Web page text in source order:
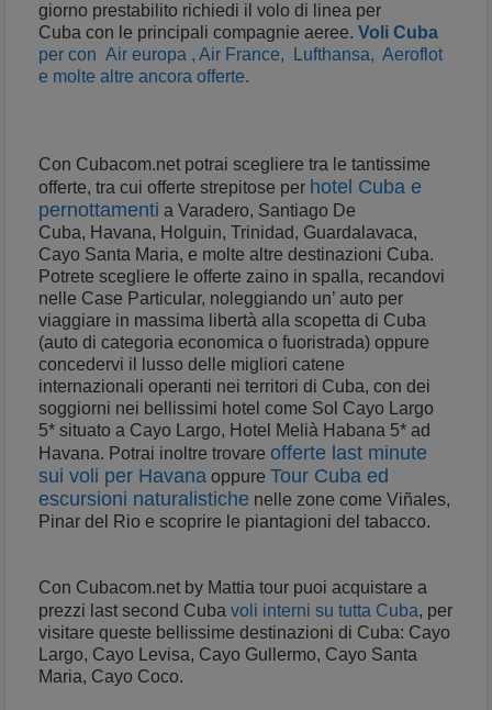
giorno prestabilito richiedi il volo di linea per
Cuba con le principali compagnie aeree.Voli Cuba
per con Air europa , Air France, Lufthansa, Aeroflot
e molte altre ancora offerte.
Con Cubacom.net potrai scegliere tra le tantissime
offerte, tra cui offerte strepitose per hotel Cuba e
pernottamenti a Varadero, Santiago De
Cuba, Havana, Holguin, Trinidad, Guardalavaca,
Cayo Santa Maria, e molte altre destinazioni Cuba.
Potrete scegliere le offerte zaino in spalla, recandovi
nelle Case Particular, noleggiando un’ auto per
viaggiare in massima libertà alla scopetta di Cuba
(auto di categoria economica o fuoristrada) oppure
concedervi il lusso delle migliori catene
internazionali operanti nei territori di Cuba, con dei
soggiorni nei bellissimi hotel come Sol Cayo Largo
5* situato a Cayo Largo, Hotel Melià Habana 5* ad
Havana. Potrai inoltre trovareofferte last minute
sui voli per Havana oppureTour Cuba ed
escursioni naturalistiche nelle zone come Viñales,
Pinar del Rio e scoprire le piantagioni del tabacco.
Con Cubacom.net by Mattia tour puoi acquistare a
prezzi last second Cubavoli interni su tutta Cuba, per
visitare queste bellissime destinazioni di Cuba: Cayo
Largo, Cayo Levisa, Cayo Gullermo, Cayo Santa
Maria, Cayo Coco.